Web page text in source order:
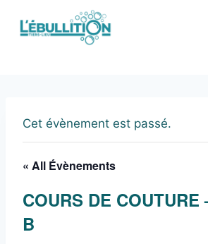
Cet évènement est passé.
« All Évènements
COURS DE COUTURE
B